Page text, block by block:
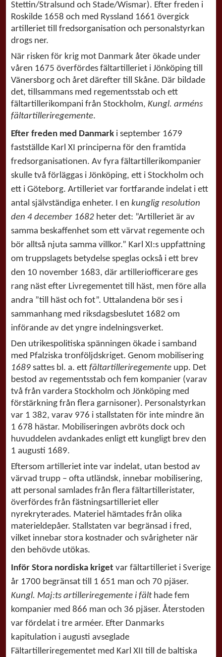
Stettin/Stralsund och Stade/Wismar). Efter freden i
Roskilde 1658 och med Ryssland 1661 övergick
artilleriet till fredsorganisation och personalstyrkan
drogs ner.
När risken för krig mot Danmark åter ökade under
våren 1675 överfördes fältartilleriet i Jönköping till
Vänersborg och året därefter till Skåne. Där bildade
det, tillsammans med regementsstab och ett
fältartillerikompani från Stockholm, Kungl. arméns
fältartilleriregemente.
Efter freden med Danmark i september 1679
fastställde Karl XI principerna för den framtida
fredsorganisationen. Av fyra fältartillerikompanier
skulle två förläggas i Jönköping, ett i Stockholm och
ett i Göteborg. Artilleriet var fortfarande indelat i ett
antal självständiga enheter. I en kunglig resolution
den 4 december 1682 heter det: ”Artilleriet är av
samma beskaffenhet som ett värvat regemente och
bör alltså njuta samma villkor.” Karl XI:s uppfattning
om truppslagets betydelse speglas också i ett brev
den 10 november 1683, där artilleriofficerare ges
rang näst efter Livregementet till häst, men före alla
andra ”till häst och fot”. Uttalandena bör ses i
sammanhang med riksdagsbeslutet 1682 om
införande av det yngre indelningsverket.
Den utrikespolitiska spänningen ökade i samband
med Pfalziska tronföljdskriget. Genom mobilisering
1689 sattes bl. a. ett fältartilleriregemente upp. Det
bestod av regementsstab och fem kompanier (varav
två från vardera Stockholm och Jönköping med
förstärkning från flera garnisoner). Personalstyrkan
var 1 382, varav 976 i stallstaten för inte mindre än
1 678 hästar. Mobiliseringen avbröts dock och
huvuddelen avdankades enligt ett kungligt brev den
1 augusti 1689.
Eftersom artilleriet inte var indelat, utan bestod av
värvad trupp – ofta utländsk, innebar mobilisering,
att personal samlades från flera fältartilleristater,
överfördes från fästningsartilleriet eller
nyrekryterades. Materiel hämtades från olika
materieldepåer. Stallstaten var begränsad i fred,
vilket innebar stora kostnader och svårigheter när
den behövde utökas.
Inför Stora nordiska kriget var fältartilleriet i Sverige
år 1700 begränsat till 1 651 man och 70 pjäser.
Kungl. Maj:ts artilleriregemente i fälthade fem
kompanier med 866 man och 36 pjäser. Återstoden
var fördelat i tre arméer. Efter Danmarks
kapitulation i augusti avseglade
Fältartilleriregementet med Karl XII till de baltiska